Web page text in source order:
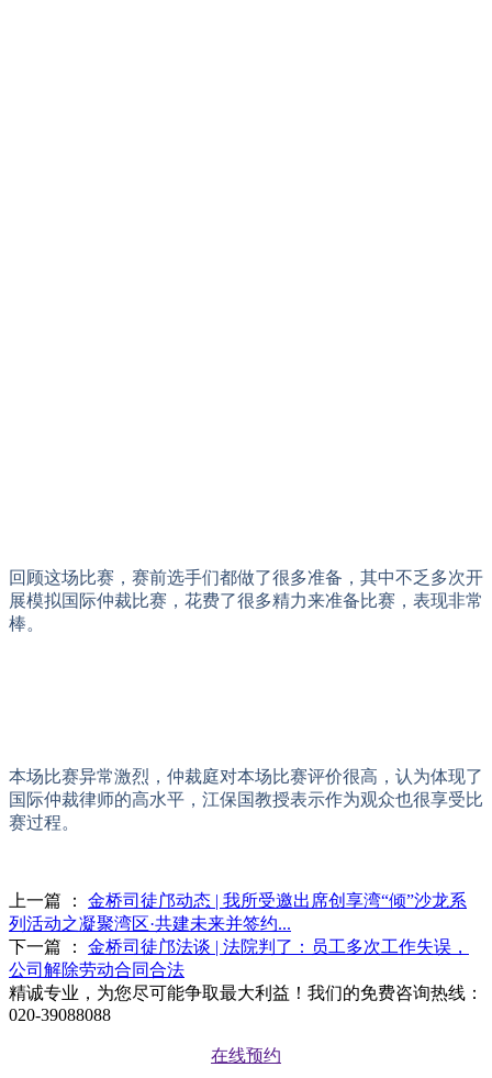
回顾这场比赛，赛前选手们都做了很多准备，其中不乏多次开
展模拟国际仲裁比赛，花费了很多精力来准备比赛，表现非常
棒。
本场比赛异常激烈，仲裁庭对本场比赛评价很高，认为体现了
国际仲裁律师的高水平，江保国教授表示作为观众也很享受比
赛过程。
上一篇 ：
金桥司徒邝动态 | 我所受邀出席创享湾“倾”沙龙系
列活动之凝聚湾区·共建未来并签约...
下一篇 ：
金桥司徒邝法谈 | 法院判了：员工多次工作失误，
公司解除劳动合同合法
精诚专业，为您尽可能争取最大利益！我们的免费咨询热线：
020-39088088
在线预约